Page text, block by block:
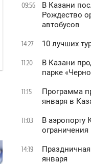
09:56
В Казани
Рождество
автобусов
14:27 10 лучших
11:20
В Казани
парке
11:15
Программа
января в
11:03
В
ограничения
14:19
января